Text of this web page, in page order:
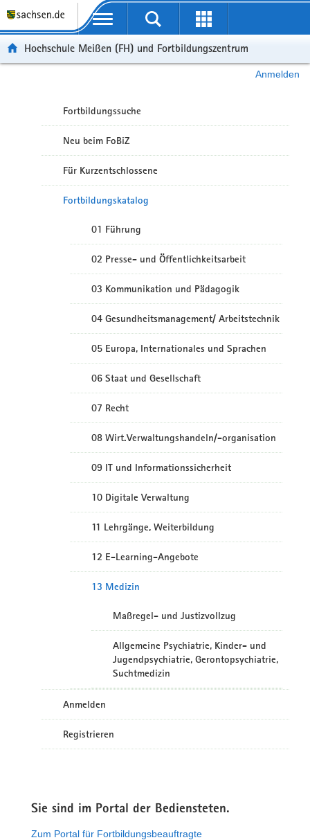
Portalübergreifende Navigation
Hochschule Meißen (FH) und Fortbildungszentrum
Anmelden
Fortbildungssuche
Neu beim FoBiZ
Für Kurzentschlossene
Fortbildungskatalog
01 Führung
02 Presse- und Öffentlichkeitsarbeit
03 Kommunikation und Pädagogik
04 Gesundheitsmanagement/ Arbeitstechnik
05 Europa, Internationales und Sprachen
06 Staat und Gesellschaft
07 Recht
08 Wirt.Verwaltungshandeln/-organisation
09 IT und Informationssicherheit
10 Digitale Verwaltung
11 Lehrgänge, Weiterbildung
12 E-Learning-Angebote
13 Medizin
Maßregel- und Justizvollzug
Allgemeine Psychiatrie, Kinder- und
Jugendpsychiatrie, Gerontopsychiatrie,
Suchtmedizin
Anmelden
Registrieren
Sie sind im Portal der Bediensteten.
Zum Portal für Fortbildungsbeauftragte